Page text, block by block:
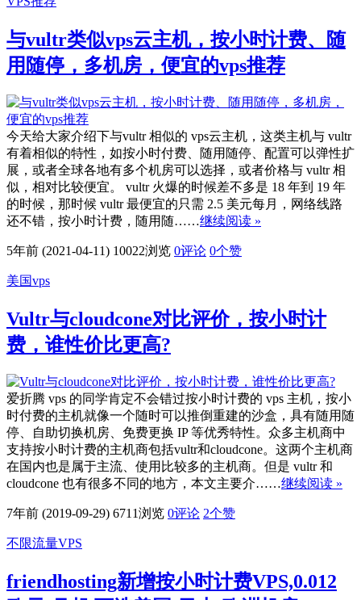
与vultr类似vps云主机，按小时计费、随
用随停，多机房，便宜的vps推荐
今天给大家介绍下与vultr 相似的 vps云主机，这类主机与 vultr
有着相似的特性，如按小时付费、随用随停、配置可以弹性扩
展，或者全球各地有多个机房可以选择，或者价格与 vultr 相
似，相对比较便宜。 vultr 火爆的时候差不多是 18 年到 19 年
的时候，那时候 vultr 最便宜的只需 2.5 美元每月，网络线路
还不错，按小时计费，随用随……继续阅读 »
5年前 (2021-04-11) 10022浏览 0评论 0个赞
美国vps
Vultr与cloudcone对比评价，按小时计
费，谁性价比更高?
爱折腾 vps 的同学肯定不会错过按小时计费的 vps 主机，按小
时付费的主机就像一个随时可以推倒重建的沙盒，具有随用随
停、自助切换机房、免费更换 IP 等优秀特性。众多主机商中
支持按小时计费的主机商包括vultr和cloudcone。这两个主机商
在国内也是属于主流、使用比较多的主机商。但是 vultr 和
cloudcone 也有很多不同的地方，本文主要介……继续阅读 »
7年前 (2019-09-29) 6711浏览 0评论 2个赞
不限流量VPS
friendhosting新增按小时计费VPS,0.012